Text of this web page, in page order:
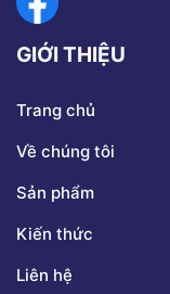
GIỚI THIỆU
Trang chủ
Về chúng tôi
Sản phẩm
Kiến thức
Liên hệ